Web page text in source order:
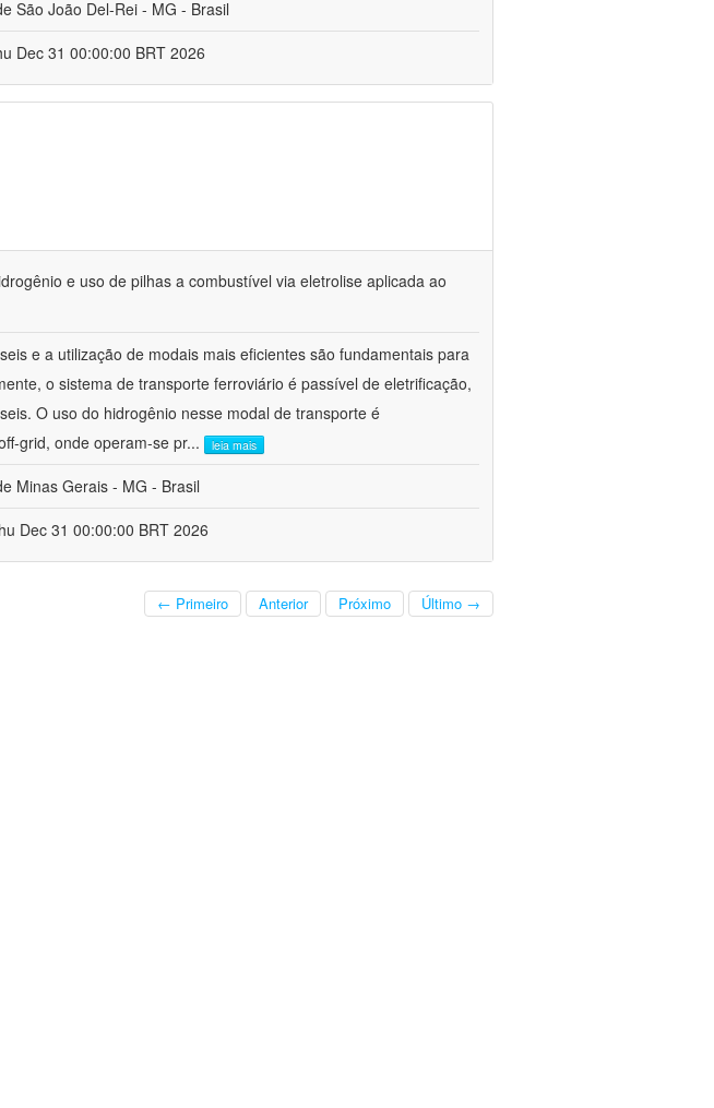
São João Del-Rei - MG - Brasil
Dec 31 00:00:00 BRT 2026
e uso de pilhas a combustível via eletrolise aplicada ao
e a utilização de modais mais eficientes são fundamentais para
o sistema de transporte ferroviário é passível de eletrificação,
O uso do hidrogênio nesse modal de transporte é
grid, onde operam-se pr... leia mais
Minas Gerais - MG - Brasil
Dec 31 00:00:00 BRT 2026
← Primeiro Anterior Próximo Último →